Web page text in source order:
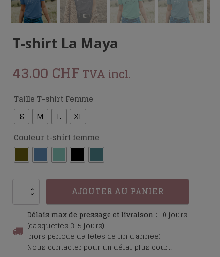
T-shirt La Maya
43.00 CHF TVA incl.
Taille T-shirt Femme
S M L XL
Couleur t-shirt femme
quantité
de
shirt
La
Maya
AJOUTER AU PANIER
Délais max de pressage et livraison : 10 jours
(casquettes 3-5 jours)
(hors période de fêtes de fin d'année)
Nous contacter pour un délai plus court.